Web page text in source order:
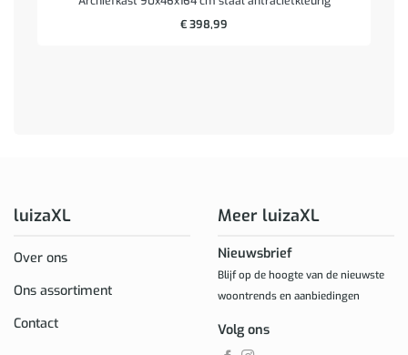
€398,99
luizaXL
Over ons
Ons assortiment
Contact
Meer luizaXL
Nieuwsbrief
Blijf op de hoogte van de nieuwste
woontrends en aanbiedingen
Volg ons